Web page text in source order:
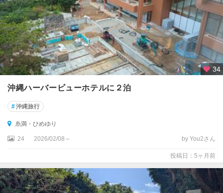
34
沖縄ハーバービューホテルに２泊
#沖縄旅行
糸満・ひめゆり
24 2026/02/08～ by You2さん
投稿日：5ヶ月前